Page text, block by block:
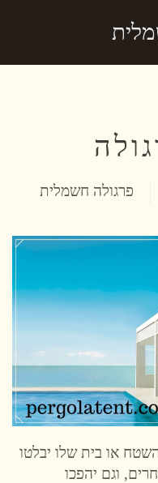
פרגולה חשמלית
או בית שלו יבלטו
וגם יהפכו